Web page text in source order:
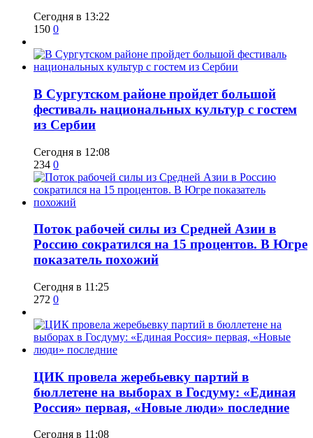
Сегодня в 13:22
150 0
В Сургутском районе пройдет большой
фестиваль национальных культур с гостем
из Сербии
Сегодня в 12:08
234 0
Поток рабочей силы из Средней Азии в
Россию сократился на 15 процентов. В Югре
показатель похожий
Сегодня в 11:25
272 0
ЦИК провела жеребьевку партий в
бюллетене на выборах в Госдуму: «Единая
Россия» первая, «Новые люди» последние
Сегодня в 11:08